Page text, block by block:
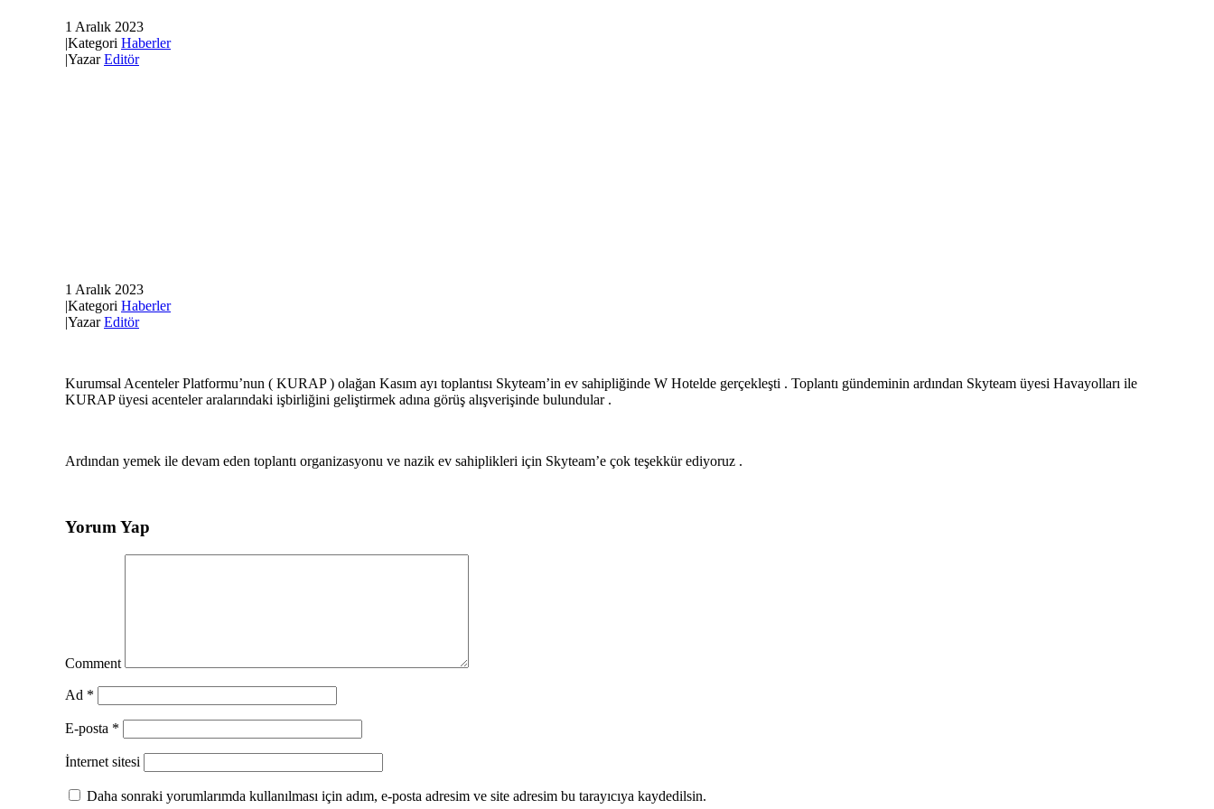
1 Aralık 2023
|Kategori Haberler
|YazarEditör
1 Aralık 2023
|Kategori Haberler
|YazarEditör
Kurumsal Acenteler Platformu’nun ( KURAP ) olağan Kasım ayı toplantısı Skyteam’in ev sahipliğinde W Hotelde gerçekleşti . Toplantı gündeminin ardından Skyteam üyesi Havayolları ile
KURAP üyesi acenteler aralarındaki işbirliğini geliştirmek adına görüş alışverişinde bulundular .
Ardından yemek ile devam eden toplantı organizasyonu ve nazik ev sahiplikleri için Skyteam’e çok teşekkür ediyoruz .
Yorum Yap
Comment
Ad *
E-posta *
İnternet sitesi
Daha sonraki yorumlarımda kullanılması için adım, e-posta adresim ve site adresim bu tarayıcıya kaydedilsin.